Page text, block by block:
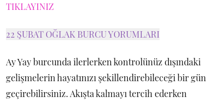
TIKLAYINIZ
22 ŞUBAT OĞLAK BURCU YORUMLARI
Ay Yay burcunda ilerlerken kontrolünüz dışındaki
gelişmelerin hayatınızı şekillendirebileceği bir gün
geçirebilirsiniz. Akışta kalmayı tercih ederken